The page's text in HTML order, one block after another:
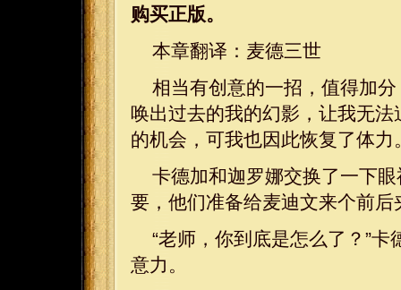
购买正版。
本章翻译：麦德三世
相当有创意的一招，值得加
唤出过去的我的幻影，让我无
的机会，可我也因此恢复了体力
卡德加和迦罗娜交换了一下
要，他们准备给麦迪文来个前后
“老师，你到底是怎么了？”
意力。